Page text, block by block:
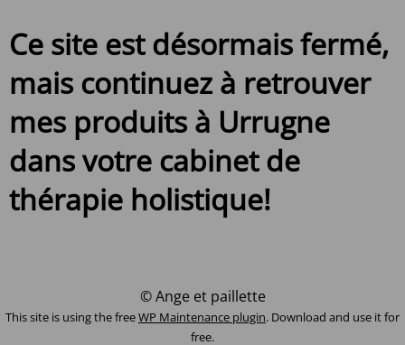
Ce site est désormais fermé,
mais continuez à retrouver
mes produits à Urrugne
dans votre cabinet de
thérapie holistique!
© Ange et paillette
This site is using the freeWP Maintenance plugin. Download and use it for
free.